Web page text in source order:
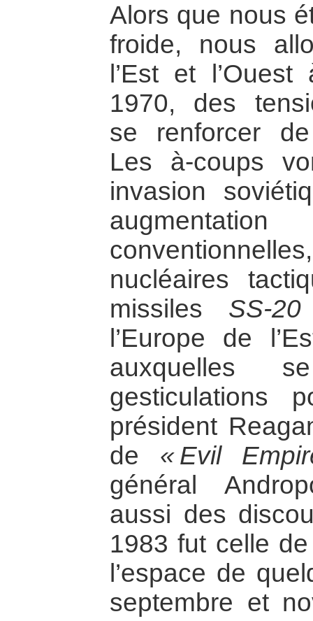
Alors que nous
froide, nous
l’Est et
1970, des
se renforcer
Les à-coups
invasion
nucléaires
missiles SS-20
l’Europe de
auxquelles
gesticulations
président
de « Evil
général
aussi des
1983 fut celle
l’espace de
septembre et